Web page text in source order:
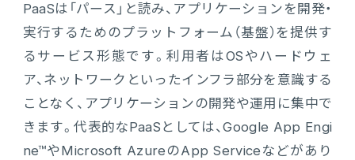
PaaSは「パース」と読み、アプリケーションを開発・
実行するためのプラットフォーム（基盤）を提供す
るサービス形態です。利用者はOSやハードウェ
ア、ネットワークといったインフラ部分を意識する
ことなく、アプリケーションの開発や運用に集中で
きます。代表的なPaaSとしては、Google App Engi
ne™やMicrosoft AzureのApp Serviceなどがあり